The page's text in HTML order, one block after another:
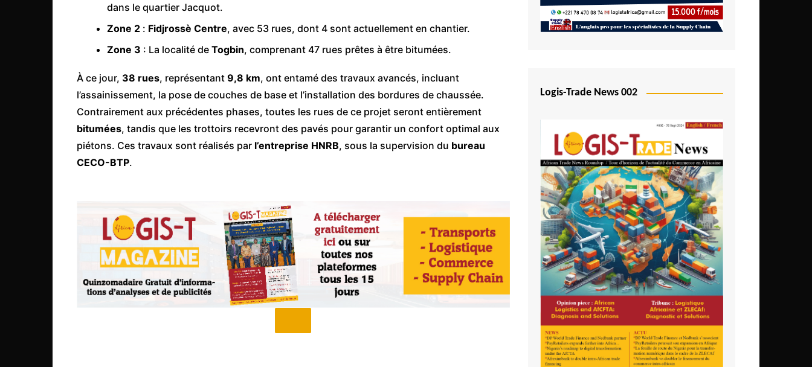
Mali
Malawi Fr
Maroc
Namibie
Nigeria
Niger
Tunisie
République Démocratique du
Congo
São Tomé et Príncipe
dans le quartier Jacquot.
Zone 2 : Fidjrossè Centre, avec 53 rues, dont 4 sont actuellement en chantier.
Zone 3 : La localité de Togbin, comprenant 47 rues prêtes à être bitumées.
À ce jour, 38 rues, représentant 9,8 km, ont entamé des travaux avancés, incluant
l’assainissement, la pose de couches de base et l’installation des bordures de chaussée.
Contrairement aux précédentes phases, toutes les rues de ce projet seront entièrement
bitumées, tandis que les trottoirs recevront des pavés pour garantir un confort optimal aux
piétons. Ces travaux sont réalisés par l’entreprise HNRB, sous la supervision du bureau
CECO-BTP.
Logis-Trade News 002